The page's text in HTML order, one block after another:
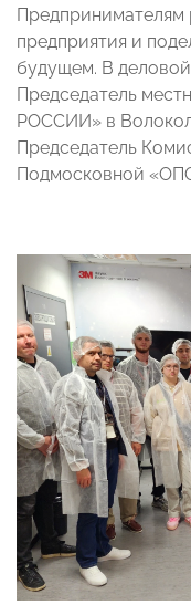
Предпринимателям
предприятия и
будущем. В
Председатель
РОССИИ» в
Председатель
Подмосковной